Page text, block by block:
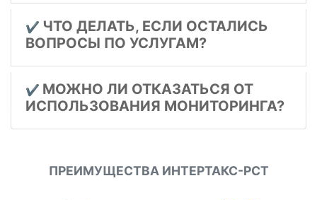
✔️ ЧТО ДЕЛАТЬ, ЕСЛИ ОСТАЛИСЬ
ВОПРОСЫ ПО УСЛУГАМ?
✔️ МОЖНО ЛИ ОТКАЗАТЬСЯ ОТ
ИСПОЛЬЗОВАНИЯ МОНИТОРИНГА?
ПРЕИМУЩЕСТВА ИНТЕРТАКС-РСТ